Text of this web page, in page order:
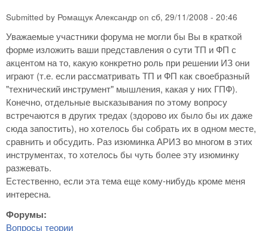
Submitted by Ромащук Александр on сб, 29/11/2008 - 20:46
Уважаемые участники форума не могли бы Вы в краткой
форме изложить ваши представления о сути ТП и ФП с
акцентом на то, какую конкретно роль при решении ИЗ они
играют (т.е. если рассматривать ТП и ФП как своебразный
"технический инструмент" мышления, какая у них ГПФ).
Конечно, отдельные высказывания по этому вопросу
встречаются в других тредах (здорово их было бы их даже
сюда запостить), но хотелось бы собрать их в одном месте,
сравнить и обсудить. Раз изюминка АРИЗ во многом в этих
инструментах, то хотелось бы чуть более эту изюминку
разжевать.
Естественно, если эта тема еще кому-нибудь кроме меня
интересна.
Форумы:
Вопросы теории